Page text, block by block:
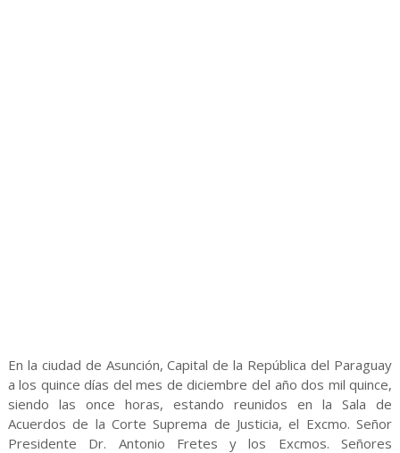
En la ciudad de Asunción, Capital de la República del Paraguay
a los quince días del mes de diciembre del año dos mil quince,
siendo las once horas, estando reunidos en la Sala de
Acuerdos de la Corte Suprema de Justicia, el Excmo. Señor
Presidente Dr. Antonio Fretes y los Excmos. Señores